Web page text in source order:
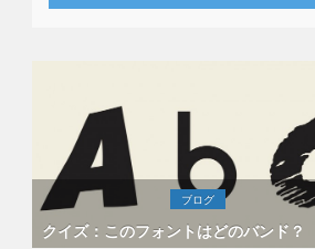
ブログ
クイズ：このフォントはどのバンド？